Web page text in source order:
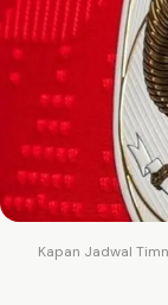
Kapan Jadwal